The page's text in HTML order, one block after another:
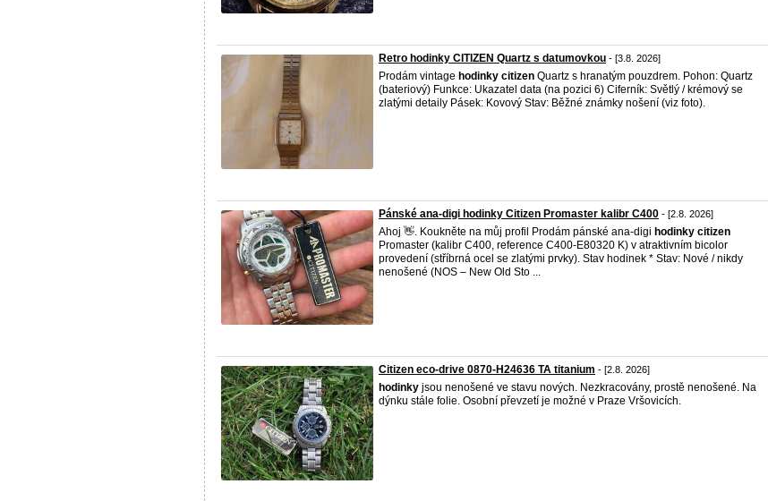
Retro hodinky CITIZEN Quartz s datumovkou - [3.8. 2026]
Prodám vintage hodinky citizen Quartz s hranatým pouzdrem. Pohon: Quartz
(bateriový) Funkce: Ukazatel data (na pozici 6) Ciferník: Světlý / krémový se
zlatými detaily Pásek: Kovový Stav: Běžné známky nošení (viz foto).
Pánské ana-digi hodinky Citizen Promaster kalibr C400 - [2.8. 2026]
Ahoj 👋. Koukněte na můj profil Prodám pánské ana-digi hodinky citizen
Promaster (kalibr C400, reference C400-E80320 K) v atraktivním bicolor
provedení (stříbrná ocel se zlatými prvky). Stav hodinek * Stav: Nové / nikdy
nenošené (NOS – New Old Sto ...
Citizen eco-drive 0870-H24636 TA titanium - [2.8. 2026]
hodinky jsou nenošené ve stavu nových. Nezkracovány, prostě nenošené. Na
dýnku stále folie. Osobní převzetí je možné v Praze Vršovicích.